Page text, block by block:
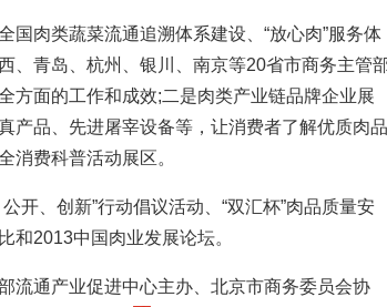
国肉类蔬菜流通追溯体系建设、“放心肉”服务体
青岛、杭州、银川、南京等20省市商务主管
方面的工作和成效;二是肉类产业链品牌企业展
品、先进屠宰设备等，让消费者了解优质肉品
消费科普活动展区。
开、创新”行动倡议活动、“双汇杯”肉品质量安
和2013中国肉业发展论坛。
流通产业促进中心主办、北京市商务委员会协